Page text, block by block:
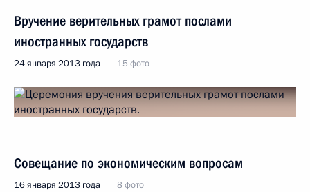
Вручение верительных грамот послами
иностранных государств
24 января 2013 года 15 фото
Совещание по экономическим вопросам
16 января 2013 года 8 фото